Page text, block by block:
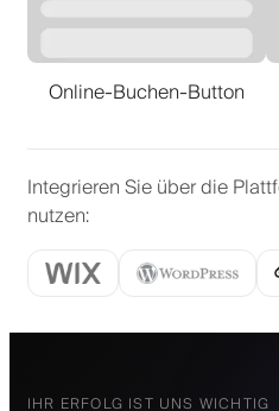
Online-Buchen-Button
Integrieren Sie über die
nutzen:
IHR ERFOLG IST UNS WICHTIG